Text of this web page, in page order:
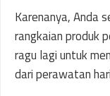
Karenanya, Anda
rangkaian produk
ragu lagi untuk
dari perawatan